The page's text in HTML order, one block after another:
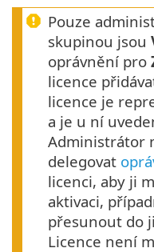
Pouze
skupinou jsou
oprávnění pro
licence
licence je
a je u ní
Administrátor
delegovat
licenci, aby ji
aktivaci,
přesunout do
Licence není